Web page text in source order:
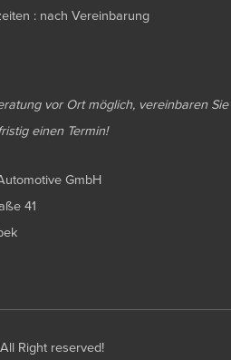
: nach Vereinbarung
vor Ort möglich, vereinbaren Sie
einen Termin!
GmbH
41
Right reserved!